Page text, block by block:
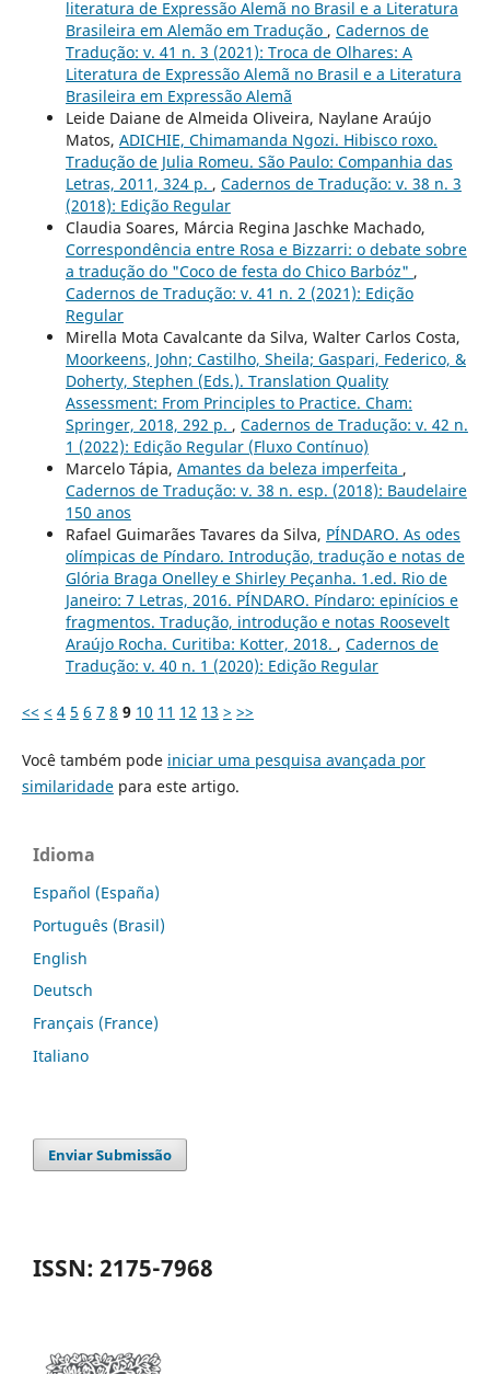
literatura de Expressão Alemã no Brasil e a Literatura
Brasileira em Alemão em Tradução , Cadernos de
Tradução: v. 41 n. 3 (2021): Troca de Olhares: A
Literatura de Expressão Alemã no Brasil e a Literatura
Brasileira em Expressão Alemã
Leide Daiane de Almeida Oliveira, Naylane Araújo
Matos, ADICHIE, Chimamanda Ngozi. Hibisco roxo.
Tradução de Julia Romeu. São Paulo: Companhia das
Letras, 2011, 324 p. , Cadernos de Tradução: v. 38 n. 3
(2018): Edição Regular
Claudia Soares, Márcia Regina Jaschke Machado,
Correspondência entre Rosa e Bizzarri: o debate sobre
a tradução do "Coco de festa do Chico Barbóz" ,
Cadernos de Tradução: v. 41 n. 2 (2021): Edição
Regular
Mirella Mota Cavalcante da Silva, Walter Carlos Costa,
Moorkeens, John; Castilho, Sheila; Gaspari, Federico, &
Doherty, Stephen (Eds.). Translation Quality
Assessment: From Principles to Practice. Cham:
Springer, 2018, 292 p. , Cadernos de Tradução: v. 42 n.
1 (2022): Edição Regular (Fluxo Contínuo)
Marcelo Tápia, Amantes da beleza imperfeita ,
Cadernos de Tradução: v. 38 n. esp. (2018): Baudelaire
150 anos
Rafael Guimarães Tavares da Silva, PÍNDARO. As odes
olímpicas de Píndaro. Introdução, tradução e notas de
Glória Braga Onelley e Shirley Peçanha. 1.ed. Rio de
Janeiro: 7 Letras, 2016. PÍNDARO. Píndaro: epinícios e
fragmentos. Tradução, introdução e notas Roosevelt
Araújo Rocha. Curitiba: Kotter, 2018. , Cadernos de
Tradução: v. 40 n. 1 (2020): Edição Regular
<< < 4 5 6 7 8 9 10 11 12 13 > >>
Você também pode iniciar uma pesquisa avançada por
similaridadepara este artigo.
Idioma
Español (España)
Português (Brasil)
English
Deutsch
Français (France)
Italiano
Enviar Submissão
ISSN: 2175-7968